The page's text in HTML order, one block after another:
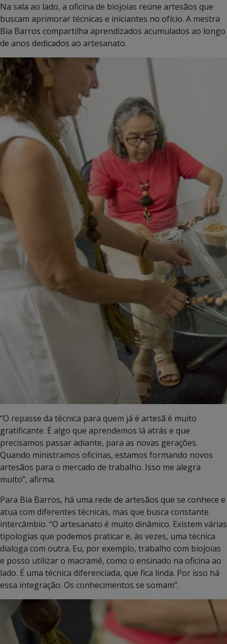
Na sala ao lado, a oficina de biojoias reúne artesãos que
buscam aprimorar técnicas e iniciantes no ofício. A mestra
Bia Barros compartilha aprendizados acumulados ao longo
de anos dedicados ao artesanato.
“O repasse da técnica para quem já é artesã é muito
gratificante. É algo que aprendemos lá atrás e que
precisamos passar adiante, para as novas gerações.
Quando ministramos oficinas, estamos formando novos
artesãos para o mercado de trabalho. Isso me alegra
muito”, afirma.
Para Bia Barros, há uma rede de artesãos que se conhece e
atua com diferentes técnicas, mas que busca constante
intercâmbio. “O artesanato é muito dinâmico. Existem várias
tipologias que podemos praticar e, às vezes, uma técnica
dialoga com outra. Eu, por exemplo, trabalho com biojoias
e posso utilizar o macramê, como o ensinado na oficina ao
lado. É uma técnica diferenciada, que fica linda. Por isso há
essa integração. Os conhecimentos se somam”.